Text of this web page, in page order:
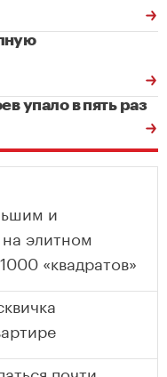
упало в пять раз
и
элитном
«квадратов»
почти